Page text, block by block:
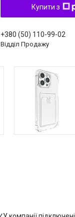
Купити з
+380 (50) 110-99-02
Відділ Продажу